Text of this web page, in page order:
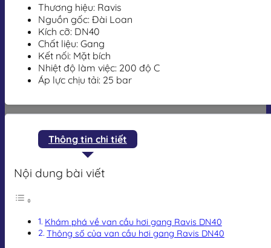
Thương hiệu: Ravis
Nguồn gốc: Đài Loan
Kích cỡ: DN40
Chất liệu: Gang
Kết nối: Mặt bích
Nhiệt độ làm việc: 200 độ C
Áp lực chịu tải: 25 bar
Thông tin chi tiết
Nội dung bài viết
Khám phá về van cầu hơi gang Ravis DN40
Thông số của van cầu hơi gang Ravis DN40